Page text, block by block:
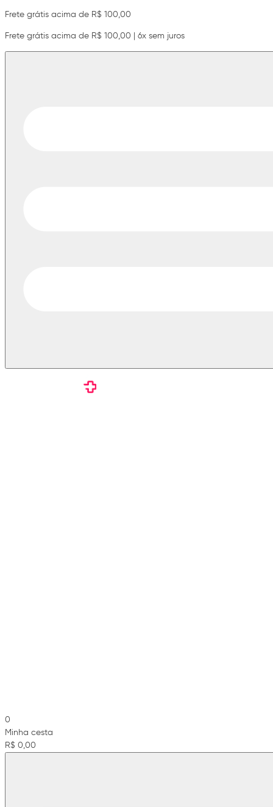
Frete grátis acima de R$ 100,00
Frete grátis acima de R$ 100,00 | 6x sem juros
0
Minha cesta
R$ 0,00